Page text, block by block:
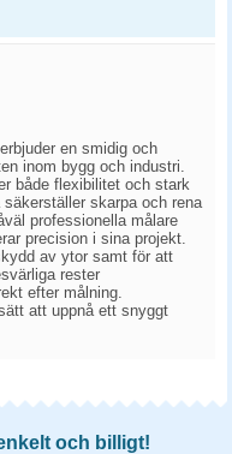
en smidig och
inom bygg och industri.
både flexibilitet och stark
skarpa och rena
professionella målare
precision i sina projekt.
av ytor samt för att
rester
efter målning.
att uppnå ett snyggt
och billigt!